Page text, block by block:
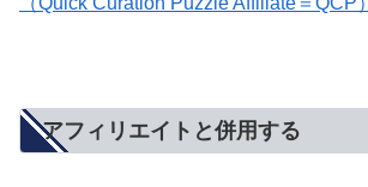
アフィリエイトと併用する